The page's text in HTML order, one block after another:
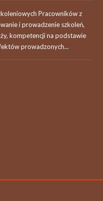
Pracowników z
i prowadzenie szkoleń,
kompetencji na podstawie
prowadzonych...